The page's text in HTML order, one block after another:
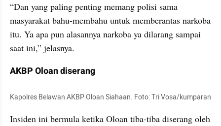
“Dan yang paling penting memang polisi sama
masyarakat bahu-membahu untuk memberantas narkoba
itu. Ya apa pun alasannya narkoba ya dilarang sampai
saat ini,” jelasnya.
AKBP Oloan diserang
Kapolres Belawan AKBP Oloan Siahaan. Foto: Tri Vosa/kumparan
Insiden ini bermula ketika Oloan tiba-tiba diserang oleh